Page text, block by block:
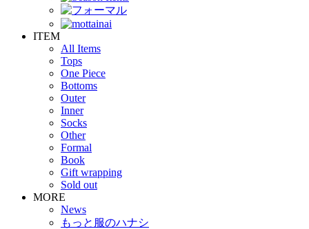
ITEM
All Items
Tops
One Piece
Bottoms
Outer
Inner
Socks
Other
Formal
Book
Gift wrapping
Sold out
MORE
News
もっと服のハナシ